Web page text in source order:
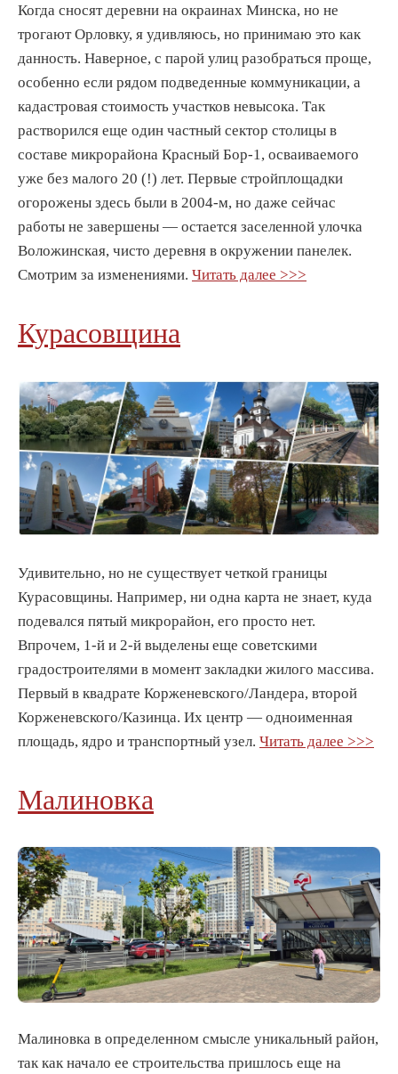
Когда сносят деревни на окраинах Минска, но не
трогают Орловку, я удивляюсь, но принимаю это как
данность. Наверное, с парой улиц разобраться проще,
особенно если рядом подведенные коммуникации, а
кадастровая стоимость участков невысока. Так
растворился еще один частный сектор столицы в
составе микрорайона Красный Бор-1, осваиваемого
уже без малого 20 (!) лет. Первые стройплощадки
огорожены здесь были в 2004-м, но даже сейчас
работы не завершены — остается заселенной улочка
Воложинская, чисто деревня в окружении панелек.
Смотрим за изменениями. Читать далее >>>
Курасовщина
Удивительно, но не существует четкой границы
Курасовщины. Например, ни одна карта не знает, куда
подевался пятый микрорайон, его просто нет.
Впрочем, 1-й и 2-й выделены еще советскими
градостроителями в момент закладки жилого массива.
Первый в квадрате Корженевского/Ландера, второй
Корженевского/Казинца. Их центр — одноименная
площадь, ядро и транспортный узел. Читать далее >>>
Малиновка
Малиновка в определенном смысле уникальный район,
так как начало ее строительства пришлось еще на